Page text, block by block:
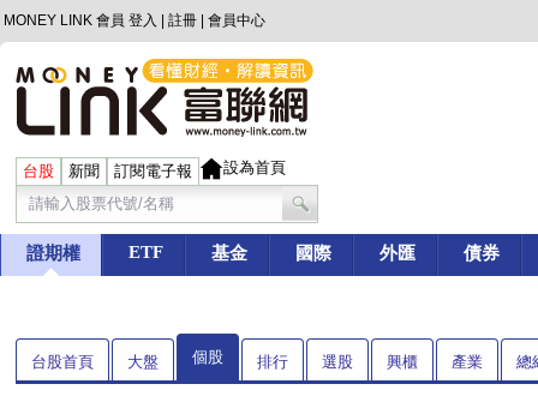
MONEY LINK 會員 登入 註冊 會員中心
台股 新聞 訂閱電子報 設為首頁
證期權 ETF 基金 國際 外匯 債券
台股首頁 大盤 個股 排行 選股 興櫃 產業 總